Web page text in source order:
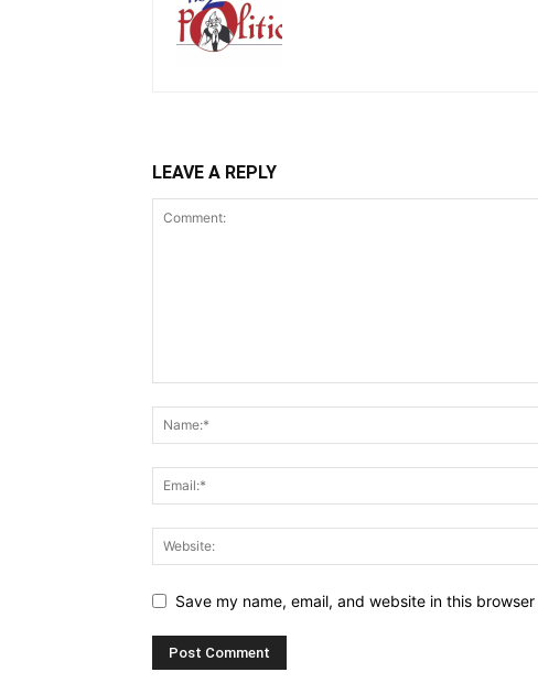
LEAVE A REPLY
Save my name, email, and website in this